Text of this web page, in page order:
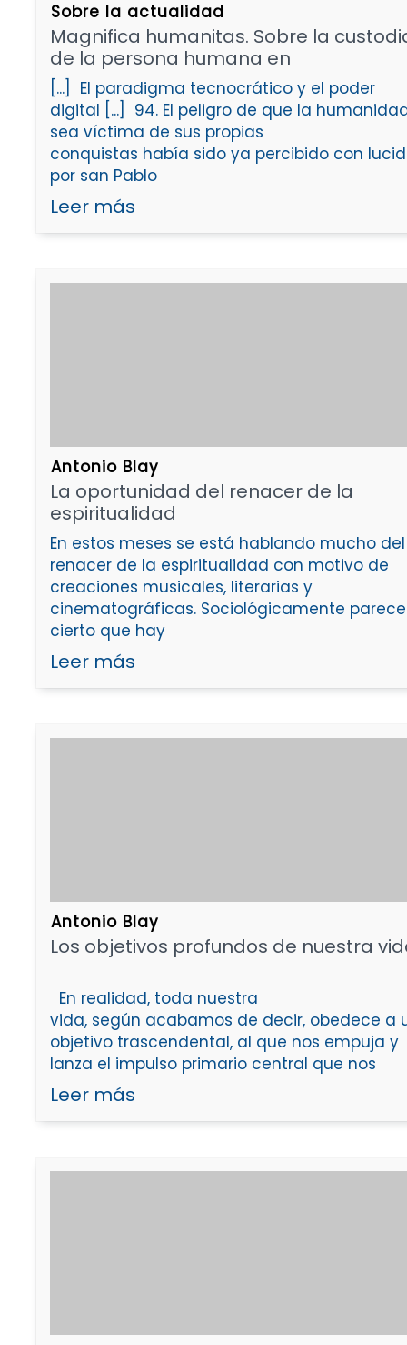
Sobre la actualidad
Magnifica humanitas. Sobre la
de la persona humana en
[...] El paradigma tecnocrático y el poder
digital [...] 94. El peligro de que la
sea víctima de sus propias
conquistas había sido ya percibido con
por san Pablo
Leer más
Antonio Blay
La oportunidad del renacer de la
espiritualidad
En estos meses se está hablando mucho del
renacer de la espiritualidad con motivo de
creaciones musicales, literarias y
cinematográficas. Sociológicamente parece
cierto que hay
Leer más
Antonio Blay
Los objetivos profundos de nuestra
En realidad, toda nuestra
vida, según acabamos de decir, obedece a
objetivo trascendental, al que nos empuja y
lanza el impulso primario central que nos
Leer más